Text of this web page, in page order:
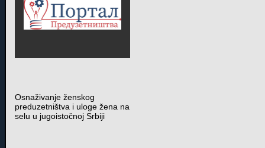
Osnaživanje ženskog
preduzetništva i uloge žena na
selu u jugoistočnoj Srbiji